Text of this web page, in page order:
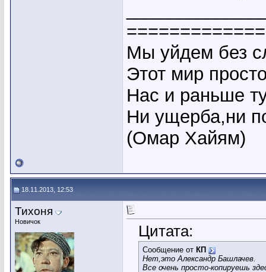
Мы уйдем без
Этот мир
Нас и раньше
Ни ущерба,ни
(Омар Хайям)
18.11.2013, 12:53
Тихоня
Новичок
Цитата:
Сообщение от КП
Нет,это Александр Башлачев.
Все очень просто-копируешь